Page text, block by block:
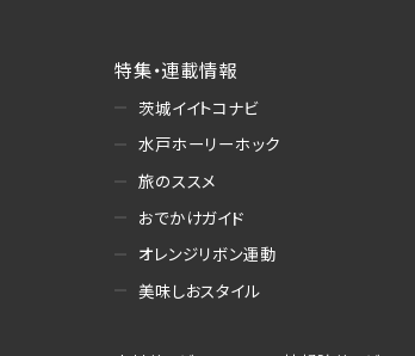
特集・連載情報
茨城イイトコナビ
水戸ホーリーホック
旅のススメ
おでかけガイド
オレンジリボン運動
美味しおスタイル